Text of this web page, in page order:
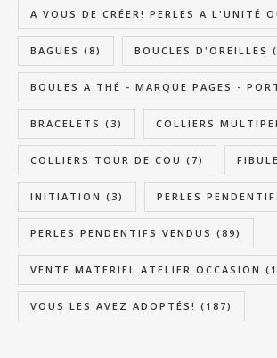
A VOUS DE CRÉER! PERLES A L'UNITÉ
BAGUES (8) BOUCLES D'OREILLES
BOULES A THÉ - MARQUE PAGES -
BRACELETS (3) COLLIERS
COLLIERS TOUR DE COU (7)
INITIATION (3) PERLES
PERLES PENDENTIFS VENDUS (89)
VENTE MATERIEL ATELIER OCCASION
VOUS LES AVEZ ADOPTÉS! (187)